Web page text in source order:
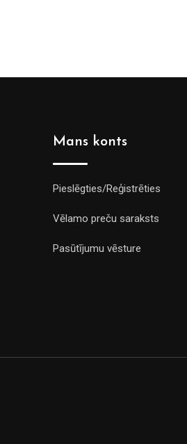
Mans konts
Pieslēgties/Reģistrēties
Vēlamo preču saraksts
Pasūtījumu vēsture